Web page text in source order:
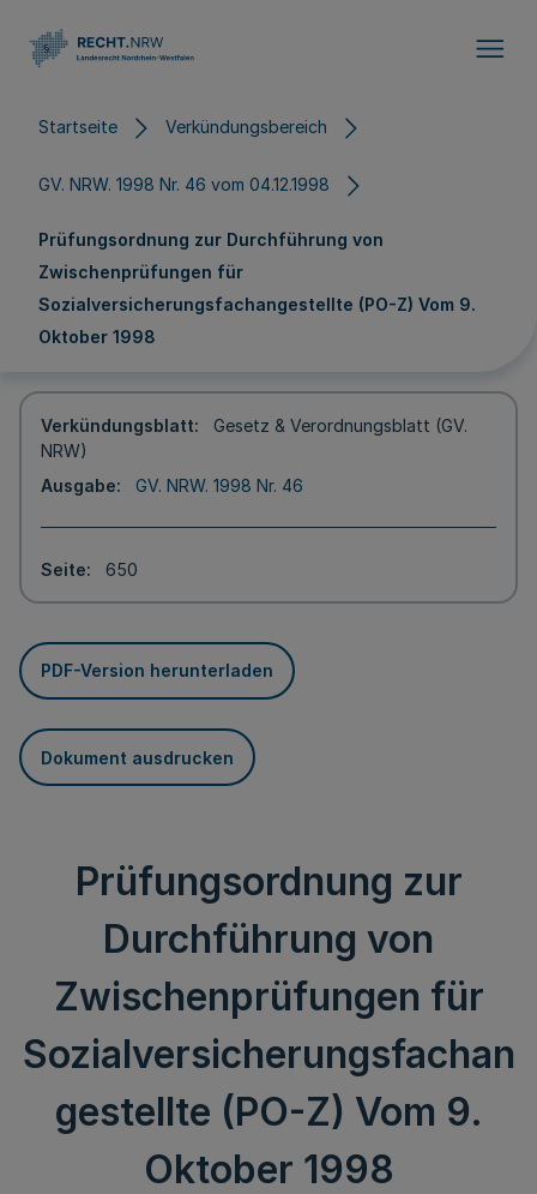
Startseite Verkündungsbereich
GV. NRW. 1998 Nr. 46 vom 04.12.1998
Prüfungsordnung zur Durchführung von
Zwischenprüfungen für
Sozialversicherungsfachangestellte (PO-Z) Vom 9.
Oktober 1998
Verkündungsblatt
Gesetz & Verordnungsblatt (GV.
NRW)
Ausgabe
GV. NRW. 1998 Nr. 46
Seite 650
PDF-Version herunterladen
Dokument ausdrucken
Prüfungsordnung zur
Durchführung von
Zwischenprüfungen für
Sozialversicherungsfachan
gestellte (PO-Z) Vom 9.
Oktober 1998